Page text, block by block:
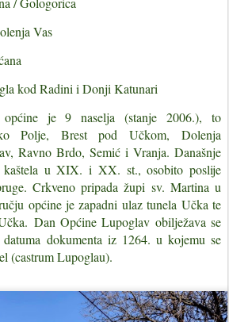
Vas
kod Radini i Donji Katunari
općine je 9 naselja (stanje 2006.), to
Polje,Brest pod Učkom,Dolenja
Ravno Brdo, Semići Vranja. Današnje
kaštela u XIX. i XX. st., osobito poslije
Crkveno pripada župi sv. Martina u
općine je zapadni ulaz tunela Učka te
. Dan Općine Lupoglav obilježava se
dokumenta iz 1264. u kojemu se
(castrum Lupoglau).